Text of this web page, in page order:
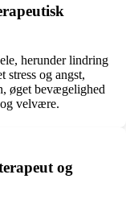
herunder lindring
stress og angst,
øget bevægelighed
velvære.
og